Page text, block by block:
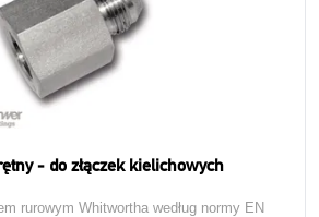
- do złączek kielichowych
rurowym Whitwortha według normy EN